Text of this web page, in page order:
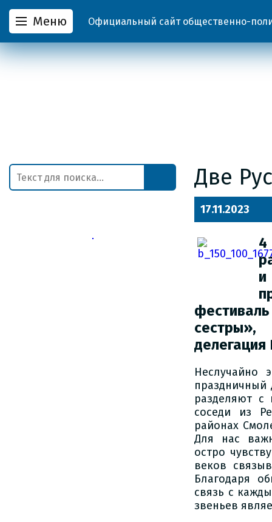
Меню Официальный сайт общественно-
Две
17.11.2023
сестры»,
делегация
Неслучайно
праздничный
разделяют
соседи из
районах
Для нас
остро
веков
Благодаря
связь с
звеньев